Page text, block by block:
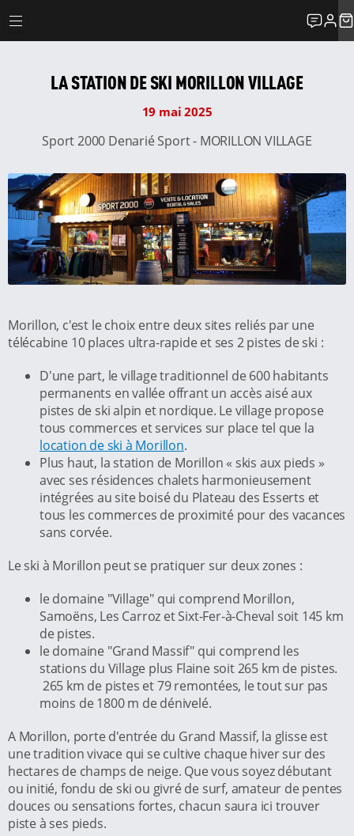
LA STATION DE SKI MORILLON VILLAGE
19 mai 2025
Sport 2000 Denarié Sport - MORILLON VILLAGE
Morillon, c'est le choix entre deux sites reliés par une
télécabine 10 places ultra-rapide et ses 2 pistes de ski :
D'une part, le village traditionnel de 600 habitants
permanents en vallée offrant un accès aisé aux
pistes de ski alpin et nordique. Le village propose
tous commerces et services sur place tel que la
location de ski à Morillon.
Plus haut, la station de Morillon « skis aux pieds »
avec ses résidences chalets harmonieusement
intégrées au site boisé du Plateau des Esserts et
tous les commerces de proximité pour des vacances
sans corvée.
Le ski à Morillon peut se pratiquer sur deux zones :
le domaine "Village" qui comprend Morillon,
Samoëns, Les Carroz et Sixt-Fer-à-Cheval soit 145 km
de pistes.
le domaine "Grand Massif" qui comprend les
stations du Village plus Flaine soit 265 km de pistes.
265 km de pistes et 79 remontées, le tout sur pas
moins de 1800 m de dénivelé.
A Morillon, porte d'entrée du Grand Massif, la glisse est
une tradition vivace qui se cultive chaque hiver sur des
hectares de champs de neige. Que vous soyez débutant
ou initié, fondu de ski ou givré de surf, amateur de pentes
douces ou sensations fortes, chacun saura ici trouver
piste à ses pieds.